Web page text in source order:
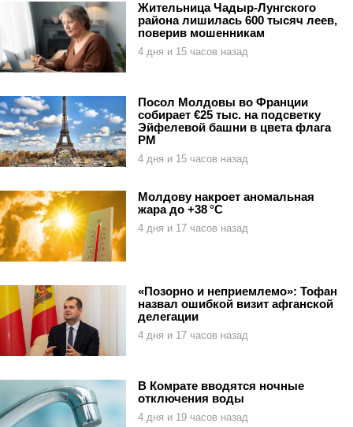
Жительница Чадыр-Лунгского
района лишилась 600 тысяч леев,
поверив мошенникам
4 дня и 15 часов назад
Посол Молдовы во Франции
собирает €25 тыс. на подсветку
Эйфелевой башни в цвета флага
РМ
4 дня и 15 часов назад
Молдову накроет аномальная
жара до +38 °C
4 дня и 17 часов назад
«Позорно и неприемлемо»: Тофан
назвал ошибкой визит афганской
делегации
4 дня и 17 часов назад
В Комрате вводятся ночные
отключения воды
4 дня и 19 часов назад